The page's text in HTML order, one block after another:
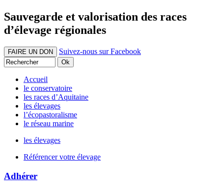
Sauvegarde et valorisation des races
d’élevage régionales
FAIRE UN DON Suivez-nous sur Facebook
Accueil
le conservatoire
les races d’Aquitaine
les élevages
l’écopastoralisme
le réseau marine
les élevages
Référencer votre élevage
Adhérer